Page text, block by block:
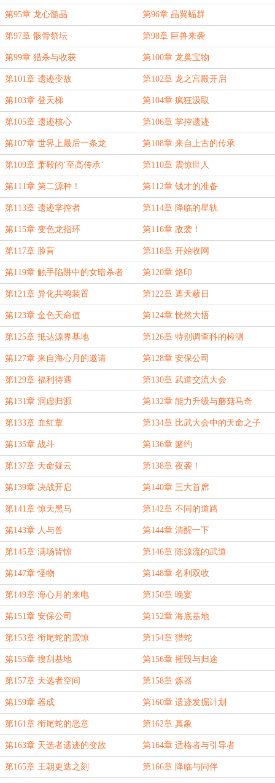
第95章 龙心髓晶 第96章 晶翼蝠群
第97章 骸骨祭坛 第98章 巨兽来袭
第99章 猎杀与收获 第100章 龙巢宝物
第101章 遗迹变故 第102章 龙之宫殿开启
第103章 登天梯 第104章 疯狂汲取
第105章 遗迹核心 第106章 掌控遗迹
第107章 世界上最后一条龙 第108章 来自上古的传承
第109章 萧毅的‘至高传承’ 第110章 震惊世人
第111章 第二源种！ 第112章 钱才的准备
第113章 遗迹掌控者 第114章 降临的星轨
第115章 变色龙指环 第116章 敌袭！
第117章 脸盲 第118章 开始收网
第119章 触手陷阱中的女暗杀者 第120章 烙印
第121章 异化共鸣装置 第122章 遮天蔽日
第123章 金色天命值 第124章 恍然大悟
第125章 抵达源界基地 第126章 特别调查科的检测
第127章 来自海心月的邀请 第128章 安保公司
第129章 福利待遇 第130章 武道交流大会
第131章 洞虚归源 第132章 能力升级与蘑菇马奇
第133章 血红蕈 第134章 比武大会中的天命之子
第135章 战斗 第136章 赌约
第137章 天命疑云 第138章 夜袭！
第139章 决战开启 第140章 三大首席
第141章 惊天黑马 第142章 不同的道路
第143章 人与兽 第144章 清醒一下
第145章 满场皆惊 第146章 陈源流的武道
第147章 怪物 第148章 名利双收
第149章 海心月的来电 第150章 晚宴
第151章 安保公司 第152章 海底基地
第153章 衔尾蛇的震惊 第154章 猎蛇
第155章 搜刮基地 第156章 摧毁与归途
第157章 天选者空间 第158章 炼器
第159章 器成 第160章 遗迹发掘计划
第161章 衔尾蛇的恶意 第162章 真象
第163章 天选者遗迹的变故 第164章 适格者与引导者
第165章 王朝更迭之刻 第166章 降临与同伴